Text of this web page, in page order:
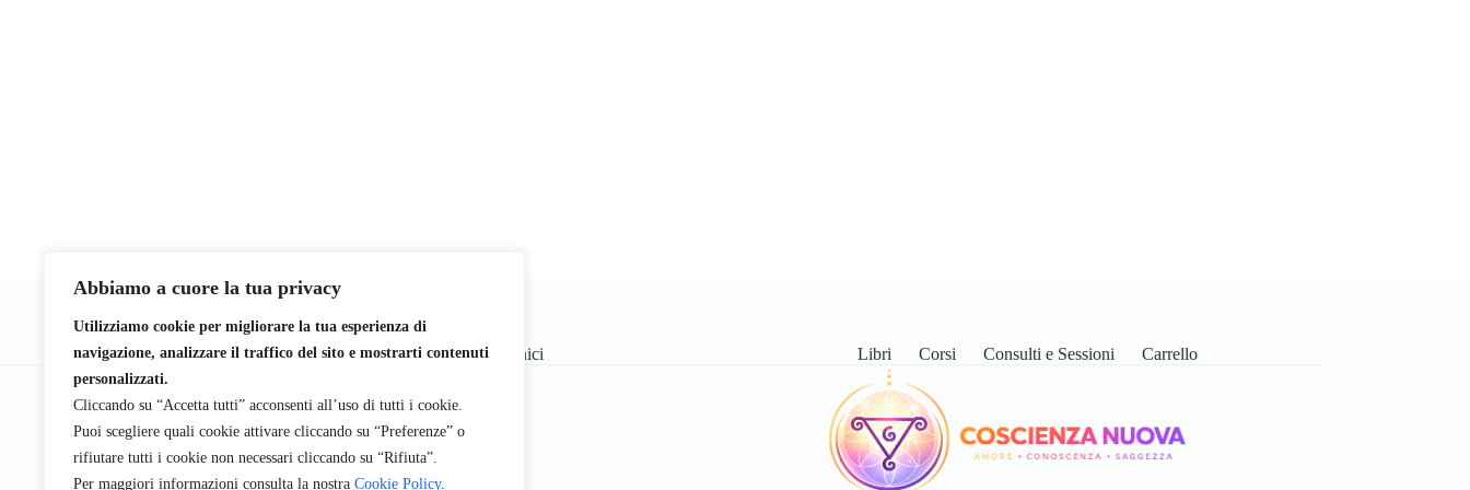
Abbiamo a cuore la tua privacy
Utilizziamo cookie per migliorare la tua esperienza di
navigazione, analizzare il traffico del sito e mostrarti contenuti
personalizzati.
Cliccando su “Accetta tutti” acconsenti all’uso di tutti i cookie.
Puoi scegliere quali cookie attivare cliccando su “Preferenze” o
rifiutare tutti i cookie non necessari cliccando su “Rifiuta”.
Per maggiori informazioni consulta la nostra Cookie Policy.
Chi siamo Sennar Karu Contattaci Sostienici Libri Corsi Consulti e Sessioni Carrello